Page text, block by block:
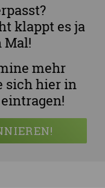
klappt es ja
Mal!
mehr
sich hier in